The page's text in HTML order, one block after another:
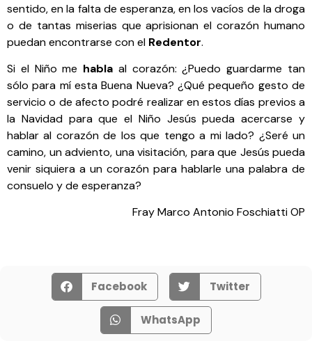
sentido, en la falta de esperanza, en los vacíos de la droga
o de tantas miserias que aprisionan el corazón humano
puedan encontrarse con el Redentor.
Si el Niño me habla al corazón: ¿Puedo guardarme tan
sólo para mí esta Buena Nueva? ¿Qué pequeño gesto de
servicio o de afecto podré realizar en estos días previos a
la Navidad para que el Niño Jesús pueda acercarse y
hablar al corazón de los que tengo a mi lado? ¿Seré un
camino, un adviento, una visitación, para que Jesús pueda
venir siquiera a un corazón para hablarle una palabra de
consuelo y de esperanza?
Fray Marco Antonio Foschiatti OP
Facebook Twitter
WhatsApp